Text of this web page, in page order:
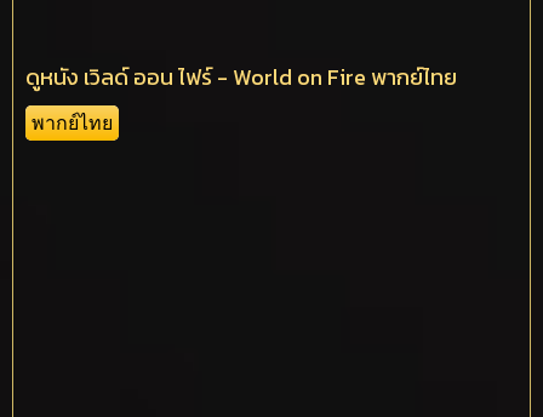
ดูหนัง เวิลด์ ออน ไฟร์ - World on Fire พากย์ไทย
พากย์ไทย